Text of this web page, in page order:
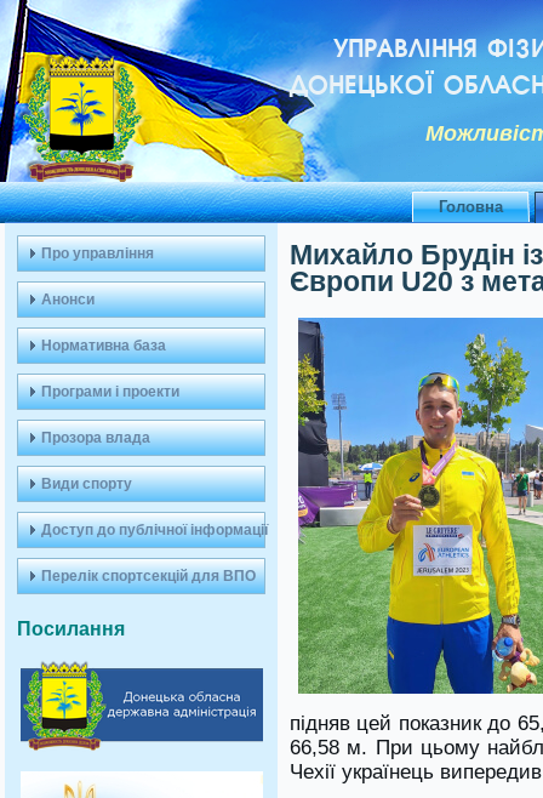
УПРАВЛІННЯ
ДОНЕЦЬКОЇ
Головна
Про управління
Анонси
Нормативна база
Програми і проекти
Прозора влада
Види спорту
Доступ до публічної інформації
Перелік спортсекцій для ВПО
Посилання
Михайло Брудін
Європи U20 з
підняв цей показник до
66,58 м. При цьому
Чехії українець